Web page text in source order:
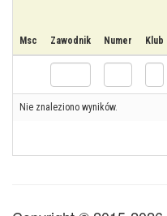
Msc Zawodnik Numer Klub
Nie znaleziono wyników.